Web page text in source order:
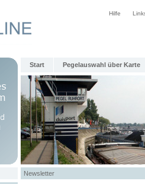
Hilfe
Start Pegelauswahl über Karte
Newsletter